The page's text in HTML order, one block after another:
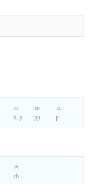
ㅂ
b, p
ㅃ
pp
ㅍ
p
ㅊ
ch